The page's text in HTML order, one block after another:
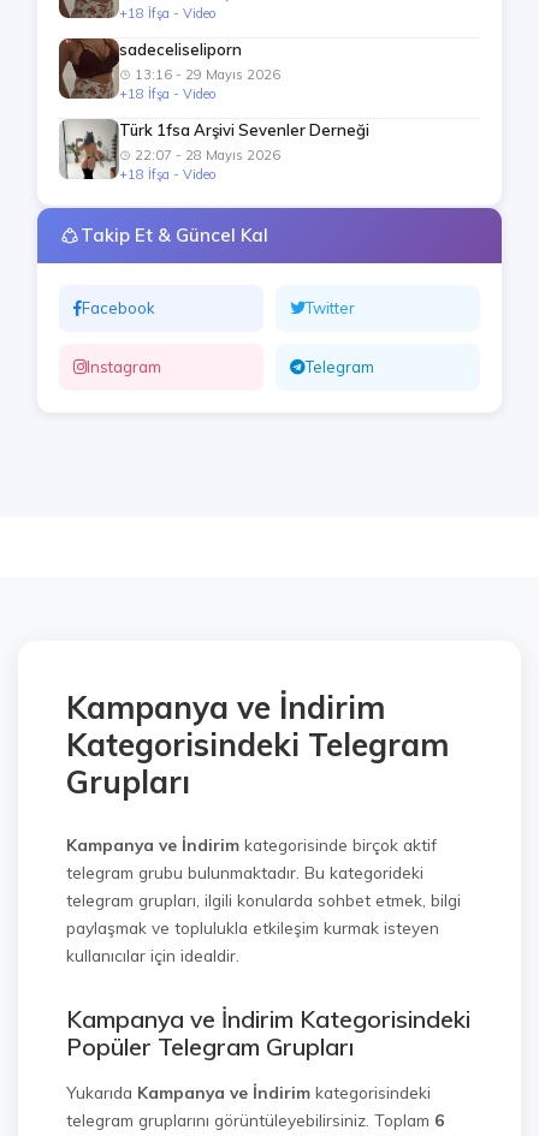
+18 İfşa - Video
sadeceliseliporn
13:16 - 29 Mayıs 2026
+18 İfşa - Video
Türk 1fsa Arşivi Sevenler Derneği
22:07 - 28 Mayıs 2026
+18 İfşa - Video
Takip Et & Güncel Kal
Facebook Twitter
Instagram Telegram
Kampanya ve İndirim
Kategorisindeki Telegram
Grupları
Kampanya ve İndirim kategorisinde birçok aktif
telegram grubu bulunmaktadır. Bu kategorideki
telegram grupları, ilgili konularda sohbet etmek, bilgi
paylaşmak ve toplulukla etkileşim kurmak isteyen
kullanıcılar için idealdir.
Kampanya ve İndirim Kategorisindeki
Popüler Telegram Grupları
Yukarıda Kampanya ve İndirim kategorisindeki
telegram gruplarını görüntüleyebilirsiniz. Toplam 6